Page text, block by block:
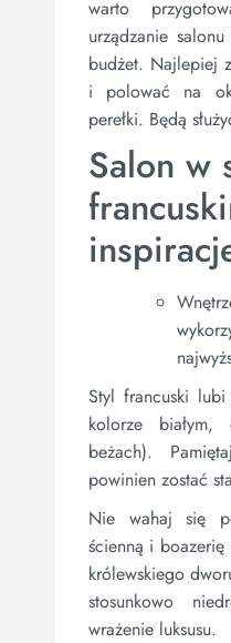
warto
urządzanie
budżet. Najlepiej
i polować na
perełki. Będą
Salon w
Styl francuski
kolorze
beżach).
powinien zostać
Nie wahaj się
ścienną i
królewskiego
stosunkowo
wrażenie luksusu.